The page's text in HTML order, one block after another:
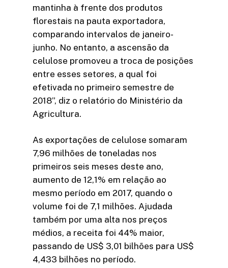
mantinha à frente dos produtos
florestais na pauta exportadora,
comparando intervalos de janeiro-
junho. No entanto, a ascensão da
celulose promoveu a troca de posições
entre esses setores, a qual foi
efetivada no primeiro semestre de
2018”, diz o relatório do Ministério da
Agricultura.
As exportações de celulose somaram
7,96 milhões de toneladas nos
primeiros seis meses deste ano,
aumento de 12,1% em relação ao
mesmo período em 2017, quando o
volume foi de 7,1 milhões. Ajudada
também por uma alta nos preços
médios, a receita foi 44% maior,
passando de US$ 3,01 bilhões para US$
4,433 bilhões no período.